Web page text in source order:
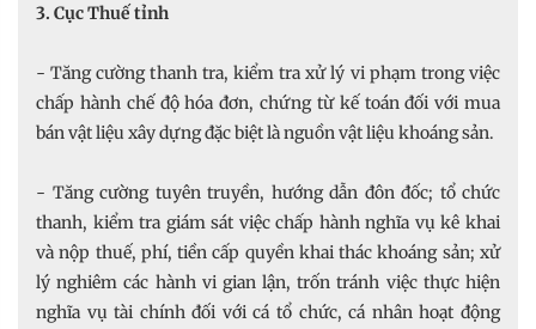
3. Cục Thuế tỉnh
- Tăng cường thanh tra, kiểm tra xử lý vi phạm trong việc
chấp hành chế độ hóa đơn, chứng từ kế toán đối với mua
bán vật liệu xây dựng đặc biệt là nguồn vật liệu khoáng sản.
- Tăng cường tuyên truyền, hướng dẫn đôn đốc; tổ chức
thanh, kiểm tra giám sát việc chấp hành nghĩa vụ kê khai
và nộp thuế, phí, tiền cấp quyền khai thác khoáng sản; xử
lý nghiêm các hành vi gian lận, trốn tránh việc thực hiện
nghĩa vụ tài chính đối với cá tổ chức, cá nhân hoạt động